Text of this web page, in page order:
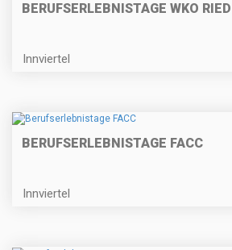
BERUFSERLEBNISTAGE WKO RIED
Innviertel
BERUFSERLEBNISTAGE FACC
Innviertel